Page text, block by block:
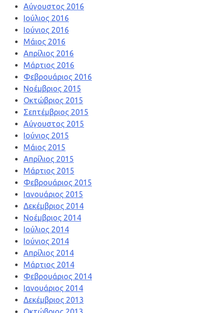
Αύγουστος 2016
Ιούλιος 2016
Ιούνιος 2016
Μάιος 2016
Απρίλιος 2016
Μάρτιος 2016
Φεβρουάριος 2016
Νοέμβριος 2015
Οκτώβριος 2015
Σεπτέμβριος 2015
Αύγουστος 2015
Ιούνιος 2015
Μάιος 2015
Απρίλιος 2015
Μάρτιος 2015
Φεβρουάριος 2015
Ιανουάριος 2015
Δεκέμβριος 2014
Νοέμβριος 2014
Ιούλιος 2014
Ιούνιος 2014
Απρίλιος 2014
Μάρτιος 2014
Φεβρουάριος 2014
Ιανουάριος 2014
Δεκέμβριος 2013